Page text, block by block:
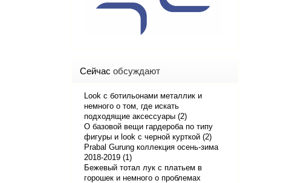
Сейчас обсуждают
Look с ботильонами металлик и
немного о том, где искать
подходящие аксессуары (2)
О базовой вещи гардероба по типу
фигуры и look с черной курткой (2)
Prabal Gurung коллекция осень-зима
2018-2019 (1)
Бежевый тотал лук с платьем в
горошек и немного о проблемах